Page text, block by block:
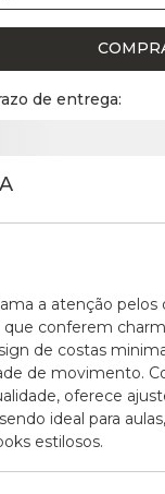
de entrega:
a atenção pelos
conferem
de costas
de movimento.
oferece
ideal para
estilosos.